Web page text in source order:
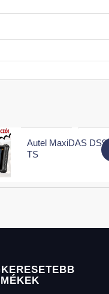
rendszerindítást,
Autel MaxiDAS
TS